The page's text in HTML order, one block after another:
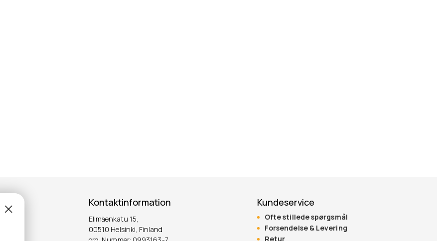
Kontaktinformation
Elimäenkatu 15,
00510 Helsinki, Finland
Kundeservice
Ofte stillede spørgsmål
Forsendelse & Levering
Retur